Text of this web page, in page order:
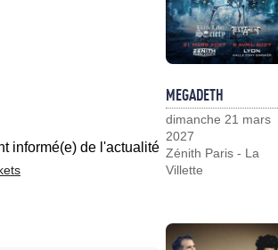
informé(e) de l'actualité
MEGADETH
dimanche 21 mars
2027
Zénith Paris - La
Villette